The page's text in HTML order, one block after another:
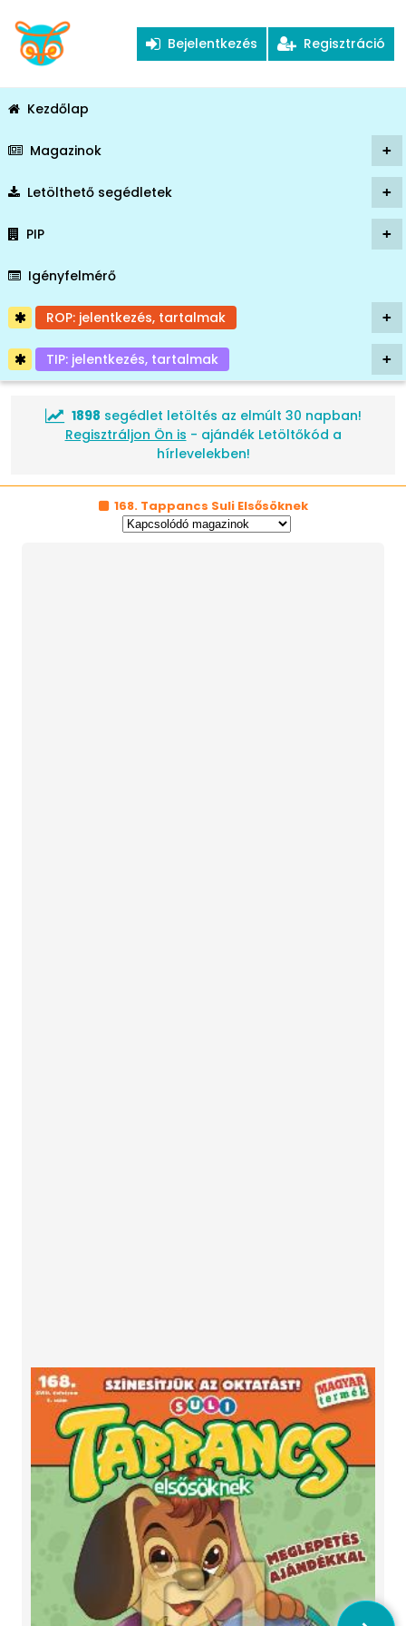
Bejelentkezés Regisztráció
Kezdőlap
+
Magazinok
+
Letölthető segédletek
+
PIP
Igényfelmérő
+
ROP: jelentkezés, tartalmak
+
TIP: jelentkezés, tartalmak
1898 segédlet letöltés az elmúlt 30 napban!
Regisztráljon Ön is - ajándék Letöltőkód a
hírlevelekben!
168. Tappancs Suli Elsősöknek